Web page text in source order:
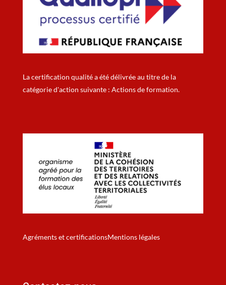
La certification qualité a été délivrée au titre de la
catégorie d'action suivante : Actions de formation.
Agréments et certificationsMentions légales